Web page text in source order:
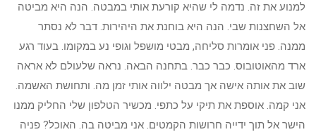
למנוע את זה. נדמה לי שהיא קורעת אותי במבטה. הנה היא מביטה
אל השחצנות שבי. הנה היא בוחנת את היהירות. דבר לא נסתר
ממנה. פני אומרות סליחה, מבטי מושפל וגופי נע במקומו. בעוד רגע
ארד מהאוטובוס. כבר כבר. בתחנה הבאה. נראה שלעולם לא אראה
שוב את אותה אישה אך מבטה ילווה אותי זמן מה. ותחושת האשמה.
אני קמה. אוספת את תיקי על כתפי. מכשיר הטלפון שלי החליק ממנו
הישר אל תוך ידייה חרושות הקמטים. אני מביטה בה. האוכל? פניה